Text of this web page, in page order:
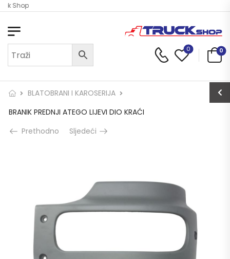
Shop
0 0
BLATOBRANI I KAROSERIJA
BRANIK PREDNJI ATEGO LIJEVI DIO KRAĆI
Prethodno
Sljedeći